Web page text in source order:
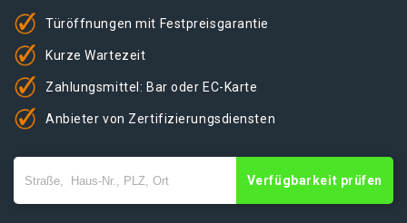
Türöffnungen mit Festpreisgarantie
Kurze Wartezeit
Zahlungsmittel: Bar oder EC-Karte
Anbieter von Zertifizierungsdiensten
Verfügbarkeit prüfen